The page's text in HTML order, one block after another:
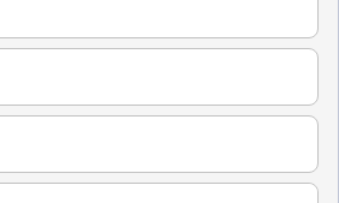
como los observadores salen
de reflexión y
la práctica habitual de la
PASOS:Se abordan las